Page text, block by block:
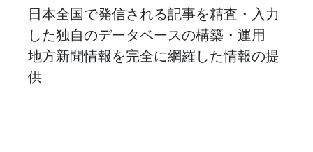
日本全国で発信される記事を精査・入力
した独自のデータベースの構築・運用
地方新聞情報を完全に網羅した情報の提
供